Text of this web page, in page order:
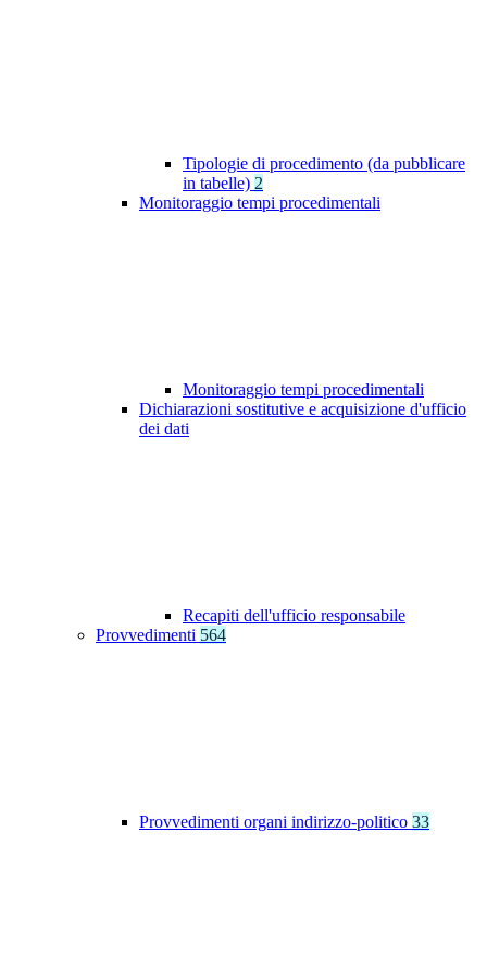
Tipologie di procedimento (da pubblicare
in tabelle) 2
Monitoraggio tempi procedimentali
Monitoraggio tempi procedimentali
Dichiarazioni sostitutive e acquisizione d'ufficio
dei dati
Recapiti dell'ufficio responsabile
Provvedimenti 564
Provvedimenti organi indirizzo-politico 33